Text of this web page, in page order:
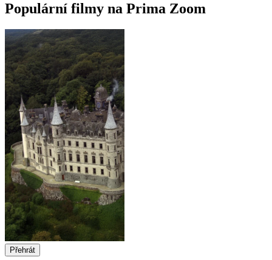
Populární filmy na Prima Zoom
Přehrát